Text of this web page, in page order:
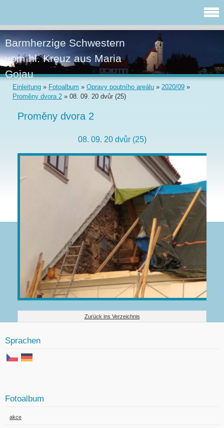
Barmherzige Schwestern
vom hl. Kreuz aus Maria
Gojau
Einleitung » Fotoalbum » Opravy poutního areálu » 2020/09 »
Proměny dvora 2 » 08. 09. 20 dvůr (25)
Proměny dvora 2
08. 09. 20 dvůr (25)
Zurück ins Verzeichnis
Sprachen
Fotoalbum
akce